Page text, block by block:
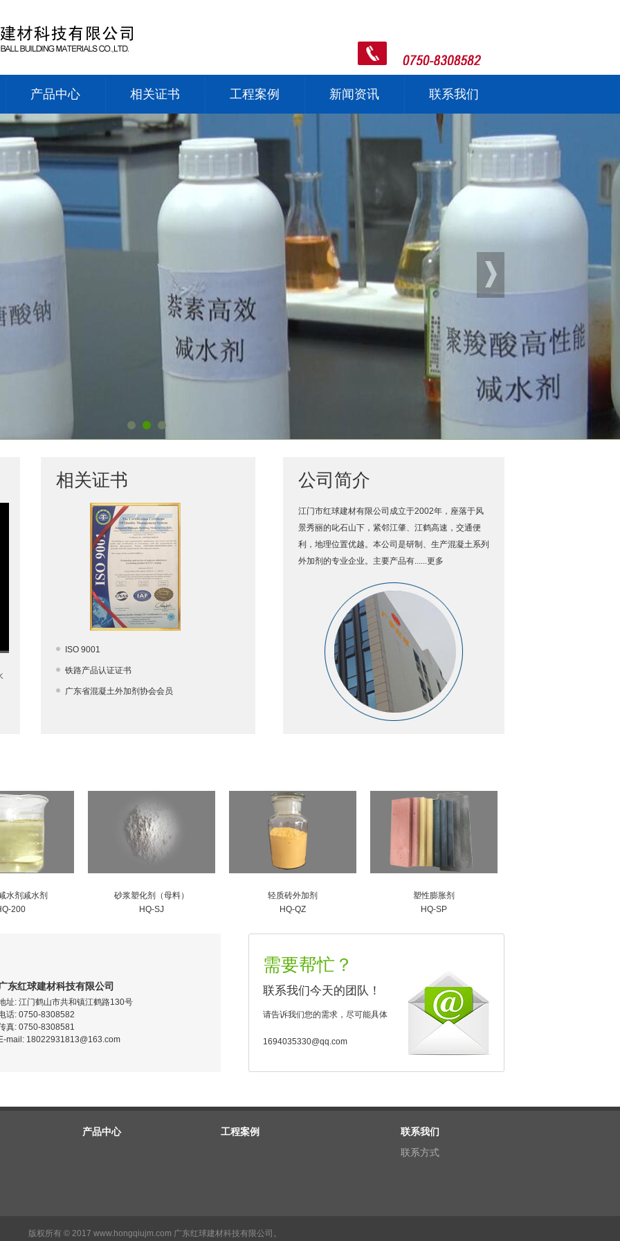
产品中心 相关证书 工程案例 新闻资讯 联系我们
相关证书
ISO 9001
铁路产品认证证书
广东省混凝土外加剂协会会员
公司简介
江门市红球建材有限公司成立于2002年，座落于风
景秀丽的叱石山下，紧邻江肇、江鹤高速，交通便
利，地理位置优越。本公司是研制、生产混凝土系列
外加剂的专业企业。主要产品有......更多
水剂减水剂
200
砂浆塑化剂（母料）
HQ-SJ
轻质砖外加剂
HQ-QZ
塑性膨胀剂
HQ-SP
东红球建材科技有限公司
址: 江门鹤山市共和镇江鹤路130号
话: 0750-8308582
真: 0750-8308581
mail: 18022931813@163.com
需要帮忙？
联系我们今天的团队！
请告诉我们您的需求，尽可能具体
1694035330@qq.com
产品中心 工程案例
联系我们
联系方式
版权所有 © 2017 www.hongqiujm.com 广东红球建材科技有限公司。